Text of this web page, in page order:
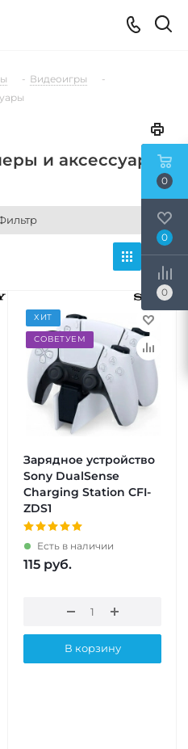
- Видеоигры
-
и аксессуары
ХИТ
СОВЕТУЕМ
Зарядное устройство
Sony DualSense
Charging Station CFI-
ZDS1
Есть в наличии
115 руб.
В корзину
0
0
0